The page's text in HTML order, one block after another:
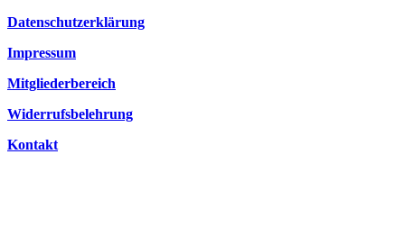
Datenschutzerklärung
Impressum
Mitgliederbereich
Widerrufsbelehrung
Kontakt